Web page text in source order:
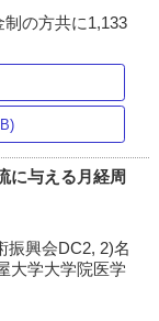
の方共に1,133
に与える月経周
振興会DC2, 2)名
大学大学院医学